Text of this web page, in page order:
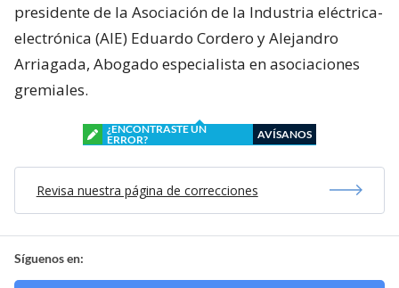
presidente de la Asociación de la Industria eléctrica-
electrónica (AIE) Eduardo Cordero y Alejandro
Arriagada, Abogado especialista en asociaciones
gremiales.
¿ENCONTRASTE UN
ERROR?
AVÍSANOS
Revisa nuestra página de correcciones
Síguenos en: